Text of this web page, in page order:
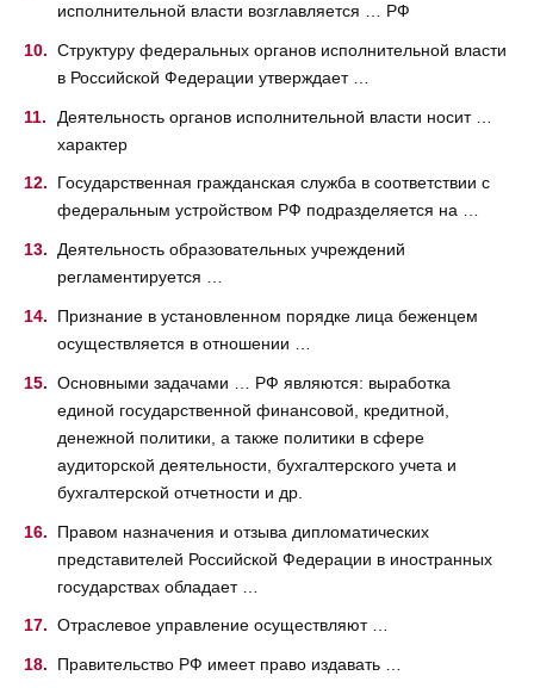
исполнительной власти возглавляется … РФ
Структуру федеральных органов исполнительной власти
в Российской Федерации утверждает …
Деятельность органов исполнительной власти носит …
характер
Государственная гражданская служба в соответствии с
федеральным устройством РФ подразделяется на …
Деятельность образовательных учреждений
регламентируется …
Признание в установленном порядке лица беженцем
осуществляется в отношении …
Основными задачами … РФ являются: выработка
единой государственной финансовой, кредитной,
денежной политики, а также политики в сфере
аудиторской деятельности, бухгалтерского учета и
бухгалтерской отчетности и др.
Правом назначения и отзыва дипломатических
представителей Российской Федерации в иностранных
государствах обладает …
Отраслевое управление осуществляют …
Правительство РФ имеет право издавать …